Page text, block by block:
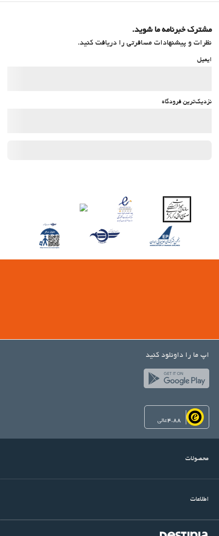
مشترک خبرنامه ما شوید.
نظرات و پیشنهادات مسافرتی را دریافت کنید.
ایمیل
نزدیک‌ترین فرودگاه
اپ ما را داونلود کنید
4.88عالی
محصولات
اطلاعات